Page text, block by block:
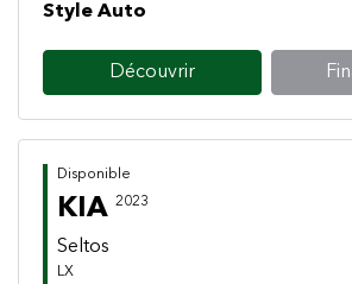
Style Auto
Découvrir
Disponible
KIA 2023
Seltos
LX